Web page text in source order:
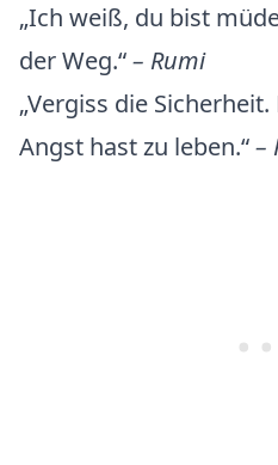
„Ich weiß, du bist
der Weg.“– Rumi
„Vergiss die
Angst hast zu leben.“–